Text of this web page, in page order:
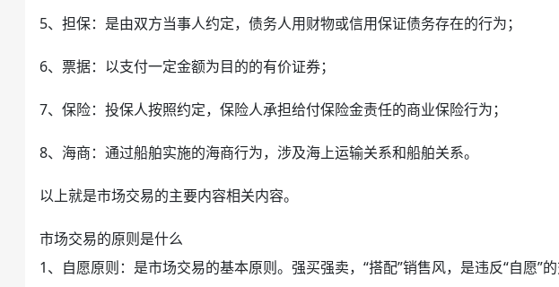
5、担保：是由双方当事人约定，债务人用财物或信用保证债务存在的行为；
6、票据：以支付一定金额为目的的有价证券；
7、保险： 投保人按照约定，保险人承担给付保险金责任的商业保险行为；
8、海商：通过船舶实施的海商行为，涉及海上运输关系和船舶关系。
以上就是市场交易的主要内容相关内容。
市场交易的原则是什么
1、自愿原则：是市场交易的基本原则。强买强卖，“搭配”销售风，是违反“自愿”的